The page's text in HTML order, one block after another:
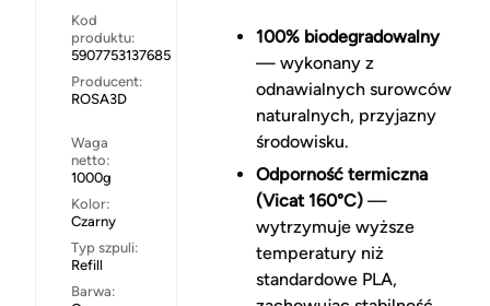
Kod
produktu:
5907753137685
Producent:
ROSA3D
Waga
netto:
1000g
Kolor:
Czarny
Typ szpuli:
Refill
Barwa:
100% biodegradowalny
— wykonany z
odnawialnych surowców
naturalnych, przyjazny
środowisku.
Odporność termiczna
(Vicat 160°C)—
wytrzymuje wyższe
temperatury niż
standardowe PLA,